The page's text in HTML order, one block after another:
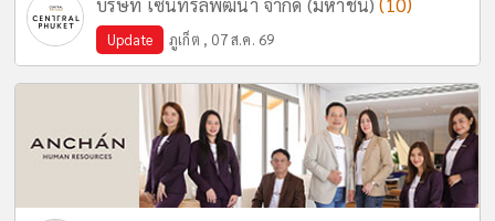
บริษัท เซ็นทรัลพัฒนา จำกัด (มหาชน)
Update ภูเก็ต , 07 ส.ค. 69